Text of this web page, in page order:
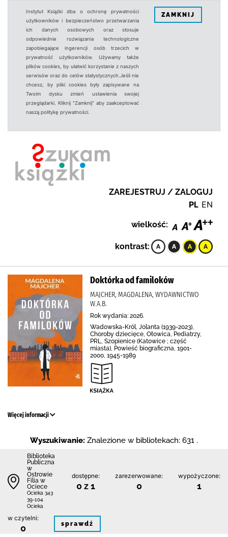
Instytut Książki dba o ochronę prywatności
użytkowników i bezpieczeństwo przetwarzania
ich danych osobowych oraz stosuje
odpowiednie rozwiązania technologiczne
zapobiegające ingerencji osób trzecich w
prywatność użytkowników. Używamy także
plików cookies, by ułatwić korzystanie z naszych
serwisów oraz do celów statystycznych.Jeśli nie
chcesz, by pliki cookies były zapisywane na
Twoim dysku zmień ustawienia swojej
przeglądarki. Kliknij "Zamknij" aby zaakceptować
naszą politykę prywatności.
ZAMKNIJ
ZAREJESTRUJ / ZALOGUJ
PL EN
wielkość:
kontrast:
Doktórka od familoków
MAJCHER, MAGDALENA, WYDAWNICTWO
W.A.B.
Rok wydania: 2026.
Wadowska-Król, Jolanta (1939-2023),
Choroby dziecięce, Ołowica, Pediatrzy,
PRL, Szopienice (Katowice ; część
miasta), Powieść biograficzna, 1901-
2000, 1945-1989
Więcej informacji
Wyszukiwanie: Znalezione w bibliotekach: 631 .
Biblioteka
Publiczna
w
Ostrowie
Filia w
Ociece
Ocieka 343
39-104
Ocieka
dostępne:
0 z 1
zarezerwowane:
0
wypożyczone:
1
w czytelni:
0 sprawdź